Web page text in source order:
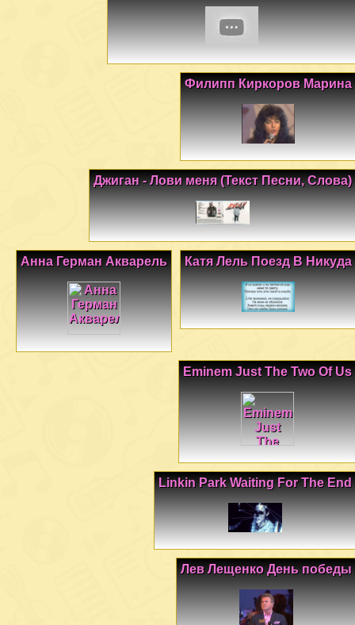
Филипп Киркоров Марина
Джиган - Лови меня (Текст Песни, Слова)
Катя Лель Поезд В Никуда
Анна Герман Акварель
Eminem Just The Two Of Us
Linkin Park Waiting For The End
Лев Лещенко День победы